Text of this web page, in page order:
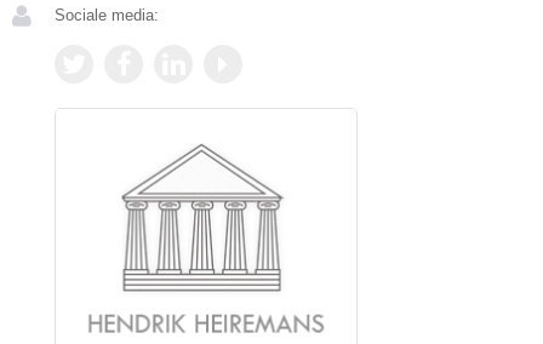
Sociale media: